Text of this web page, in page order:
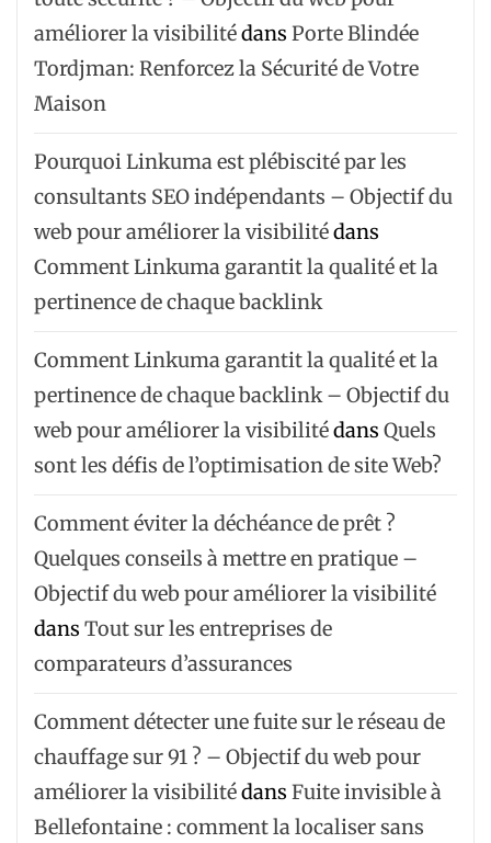
améliorer la visibilitédans Porte Blindée
Tordjman: Renforcez la Sécurité de Votre
Maison
Pourquoi Linkuma est plébiscité par les
consultants SEO indépendants – Objectif du
web pour améliorer la visibilitédans
Comment Linkuma garantit la qualité et la
pertinence de chaque backlink
Comment Linkuma garantit la qualité et la
pertinence de chaque backlink – Objectif du
web pour améliorer la visibilitédans Quels
sont les défis de l’optimisation de site Web?
Comment éviter la déchéance de prêt ?
Quelques conseils à mettre en pratique –
Objectif du web pour améliorer la visibilité
dans Tout sur les entreprises de
comparateurs d’assurances
Comment détecter une fuite sur le réseau de
chauffage sur 91 ? – Objectif du web pour
améliorer la visibilitédans Fuite invisible à
Bellefontaine : comment la localiser sans